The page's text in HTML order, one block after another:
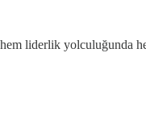
hem liderlik yolculuğunda